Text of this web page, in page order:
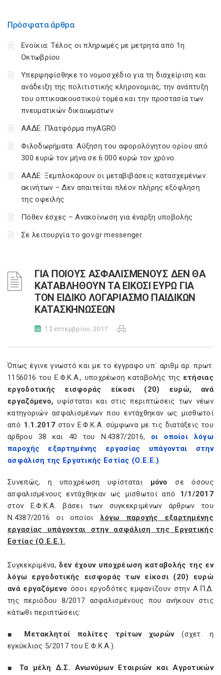
Πρόσφατα άρθρα
Ενοίκια: Τέλος οι πληρωμές με μετρητά από 1η
Οκτωβρίου
Υπερψηφίσθηκε το νομοσχέδιο για τη διαχείριση και
ανάδειξη της πολιτιστικής κληρονομιάς, την ανάπτυξη
του οπτικοακουστικού τομέα και την προστασία των
πνευματικών δικαιωμάτων
ΑΑΔΕ: Πλατφόρμα myAGRO
Φιλοδωρήματα: Αύξηση του αφορολόγητου ορίου από
300 ευρώ τον μήνα σε 6.000 ευρώ τον χρόνο
ΑΑΔΕ: Ξεμπλοκάρουν οι μεταβιβάσεις κατασχεμένων
ακινήτων – Δεν απαιτείται πλέον πλήρης εξόφληση
της οφειλής
Πόθεν έσχες – Ανακοίνωση για έναρξη υποβολής
Σε λειτουργία το gov.gr messenger
ΓΙΑ ΠΟΙΟΥΣ ΑΣΦΑΛΙΣΜΕΝΟΥΣ ΔΕΝ ΘΑ
ΚΑΤΑΒΛΗΘΟΥΝ ΤΑ ΕΙΚΟΣΙ ΕΥΡΩ ΓΙΑ
ΤΟΝ ΕΙΔΙΚΟ ΛΟΓΑΡΙΑΣΜΟ ΠΑΙΔΙΚΩΝ
ΚΑΤΑΣΚΗΝΩΣΕΩΝ
1 Σεπτεμβρίου, 2017
Όπως έγινε γνωστό και με το έγγραφο υπ΄ αριθμ αρ. πρωτ.
1156016 του Ε.Φ.Κ.Α., υποχρέωση καταβολής της ετήσιας
εργοδοτικής εισφοράς είκοσι (20) ευρώ, ανά
εργαζόμενο,υφίσταται και στις περιπτώσεις των νέων
κατηγοριών ασφαλισμένων που εντάχθηκαν ως μισθωτοί
από 1.1.2017 στον Ε.Φ.Κ.Α. σύμφωνα με τις διατάξεις του
άρθρου 38 και 40 του Ν.4387/2016, οι οποίοι λόγω
παροχής εξαρτημένης εργασίας υπάγονται στην
ασφάλιση της Εργατικής Εστίας (Ο.Ε.Ε.).
Συνεπώς, η υποχρέωση υφίσταται μόνο σε όσους
ασφαλισμένους εντάχθηκαν ως μισθωτοί από 1/1/2017
στον Ε.Φ.Κ.Α. βάσει των συγκεκριμένων άρθρων του
Ν.4387/2016 οι οποίοι λόγω παροχής εξαρτημένης
εργασίας υπάγονται στην ασφάλιση της Εργατικής
Εστίας (Ο.Ε.Ε.).
Συγκεκριμένα, δεν έχουν υποχρέωση καταβολής της εν
λόγω εργοδοτικής εισφοράς των είκοσι (20) ευρώ
ανά εργαζόμενο όσοι εργοδότες εμφανίζουν στην Α.Π.Δ.
της περιόδου 8/2017 ασφαλισμένους που ανήκουν στις
κάτωθι περιπτώσεις:
■ Μετακλητοί πολίτες τρίτων χωρών(σχετ. η
εγκύκλιος 5/2017 του Ε.Φ.Κ.Α.).
■ Τα μέλη Δ.Σ. Ανωνύμων Εταιριών και Αγροτικών